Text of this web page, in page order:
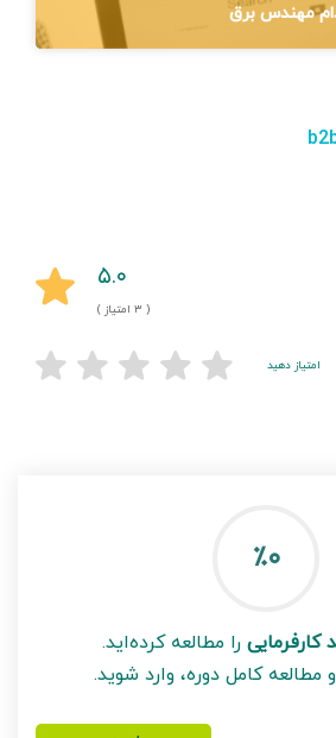
مهندس برق
۵.۰
( ۳ امتیاز )
امتیاز دهید
٪۰
کارفرمایی را مطالعه کرده‌اید.
کامل دوره، وارد شوید.